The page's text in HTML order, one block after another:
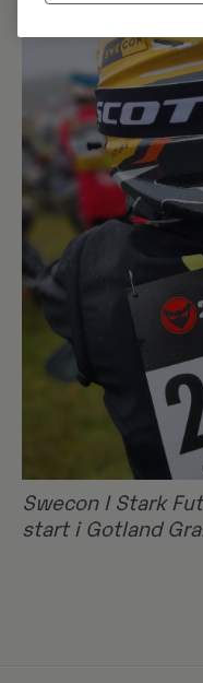
Swecon I Stark
start i Gotland